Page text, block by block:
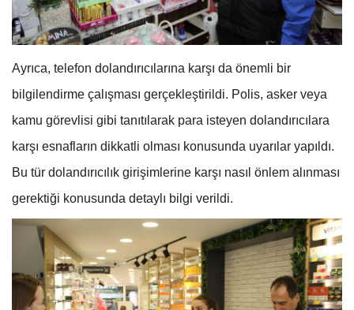
Ayrıca, telefon dolandırıcılarına karşı da önemli bir
bilgilendirme çalışması gerçekleştirildi. Polis, asker veya
kamu görevlisi gibi tanıtılarak para isteyen dolandırıcılara
karşı esnafların dikkatli olması konusunda uyarılar yapıldı.
Bu tür dolandırıcılık girişimlerine karşı nasıl önlem alınması
gerektiği konusunda detaylı bilgi verildi.